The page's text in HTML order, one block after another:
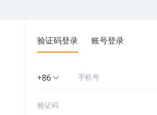
验证码登录 账号登录
+86